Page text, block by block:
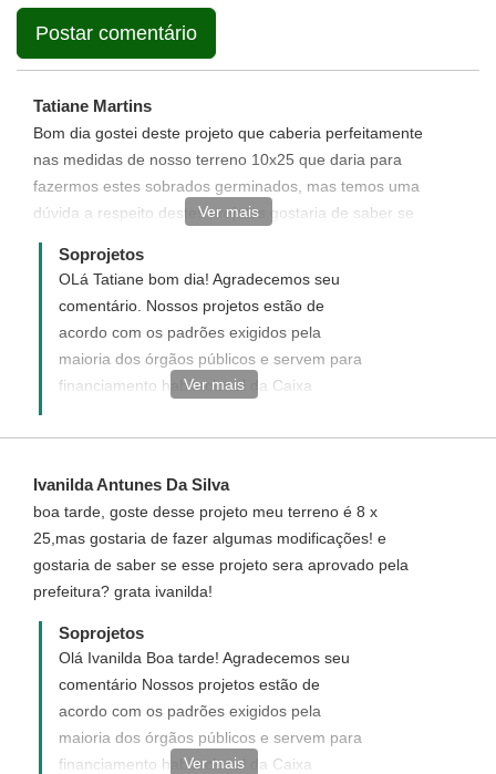
Tatiane Martins
Bom dia gostei deste projeto que caberia perfeitamente
nas medidas de nosso terreno 10x25 que daria para
fazermos estes sobrados germinados, mas temos uma
dúvida a respeito destes projetos,gostaria de saber se
eles são assinados por um engenheiro e se estão
dentro dos padrões para serem registrados na
prefeitura? Desde ja agradecemos Tatiane e Daniel.
Ver mais
Soprojetos
OLá Tatiane bom dia! Agradecemos seu
comentário. Nossos projetos estão de
acordo com os padrões exigidos pela
maioria dos órgãos públicos e servem para
financiamento habitacional da Caixa
adequação no projeto, nós faremos , e
possibilidades e a prefeitura não aprovar o
projeto, nos devolveremos seu dinheiro
sem burocracia e sem demora. Nós
fornecemos o registro do projeto (RRT), o
custo é de R$ 80,00 a assinatura é do
responsável técnico pelo projeto. Ainda
assim terás que contratar um profissional
de sua cidade, para que este faça o
Registro da construção (CREA) e o
acompanhamento da obra, pois assim você
vai evitar futuros transtorno com a
Ver mais
Ivanilda Antunes Da Silva
boa tarde, goste desse projeto meu terreno é 8 x
25,mas gostaria de fazer algumas modificações! e
gostaria de saber se esse projeto sera aprovado pela
prefeitura? grata ivanilda!
Soprojetos
Olá Ivanilda Boa tarde! Agradecemos seu
comentário Nossos projetos estão de
acordo com os padrões exigidos pela
maioria dos órgãos públicos e servem para
financiamento habitacional da Caixa
Ver mais